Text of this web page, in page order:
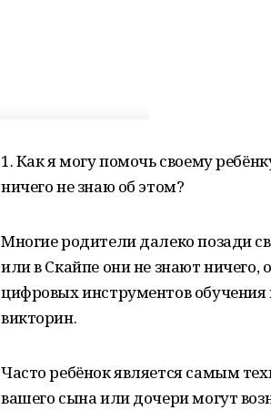
1. Как я могу помочь своему
ничего не знаю об этом?
Многие родители далеко позади
или в Скайпе они не знают
цифровых инструментов обучения
викторин.
Часто ребёнок является самым
вашего сына или дочери могут